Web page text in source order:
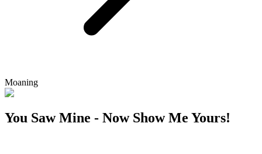
Moaning
You Saw Mine - Now Show Me Yours!